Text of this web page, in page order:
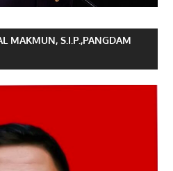
MAKMUN, S.I.P.,PANGDAM